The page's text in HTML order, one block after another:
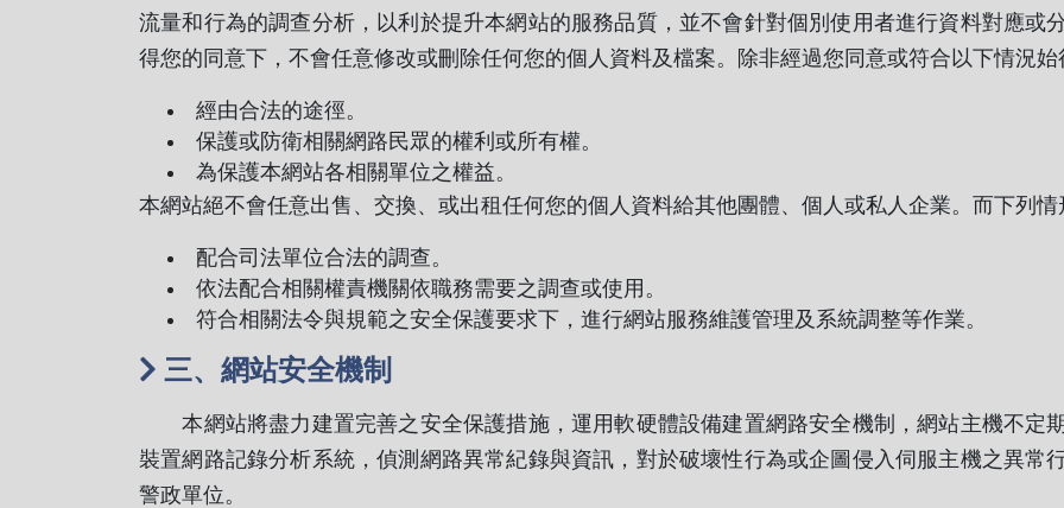
流量和行為的調查分析，以利於提升本網站的服務品質，並不會針對個別使用者進行資料對應或
得您的同意下，不會任意修改或刪除任何您的個人資料及檔案。除非經過您同意或符合以下情況始
經由合法的途徑。
保護或防衛相關網路民眾的權利或所有權。
為保護本網站各相關單位之權益。
本網站絕不會任意出售、交換、或出租任何您的個人資料給其他團體、個人或私人企業。而下列
配合司法單位合法的調查。
依法配合相關權責機關依職務需要之調查或使用。
符合相關法令與規範之安全保護要求下，進行網站服務維護管理及系統調整等作業。
三、網站安全機制
本網站將盡力建置完善之安全保護措施，運用軟硬體設備建置網路安全機制，網站主機不定
裝置網路記錄分析系統，偵測網路異常紀錄與資訊，對於破壞性行為或企圖侵入伺服主機之異常
警政單位。